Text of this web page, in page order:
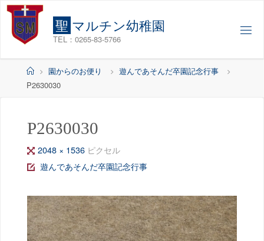
コ
聖 マルチン幼稚園
TEL：0265-83-5766
ホ
ー
園からのお便り
遊んであそんだ卒園記念行事
P2630030
P2630030
フ
ル
イ
ズ
2048 × 1536 ピクセル
遊んであそんだ卒園記念行事